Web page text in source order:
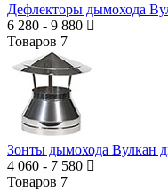
Дефлекторы дымохода
6 280 - 9 880
Товаров 7
Зонты дымохода Вулкан
4 060 - 7 580
Товаров 7